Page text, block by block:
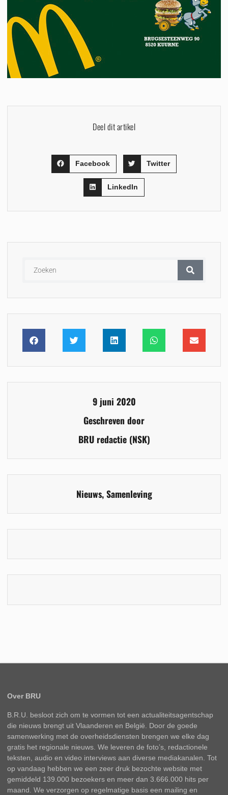
Deel dit artikel
Facebook Twitter
LinkedIn
9 juni 2020
Geschreven door
BRU redactie (NSK)
Nieuws,Samenleving
Over BRU
B.R.U. besloot zich om te vormen tot een actualiteitsagentschap
die nieuws brengt uit Vlaanderen en België. Door de goede
samenwerking met de overheidsdiensten brengen we elke dag
gratis het regionale nieuws. We leveren de foto’s, redactionele
teksten, audio en video interviews aan diverse mediakanalen. Tot
op vandaag hebben we een zeer druk bezochte website met
gemiddeld 139.000 bezoekers en meer dan 3.666.000 hits per
maand. We verzorgen op regelmatige basis een mailing en